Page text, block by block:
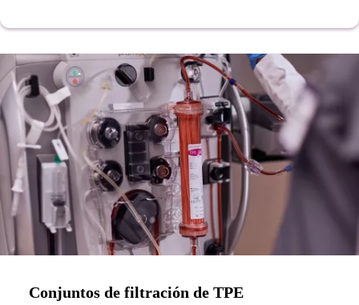
Conjuntos de filtración de TPE